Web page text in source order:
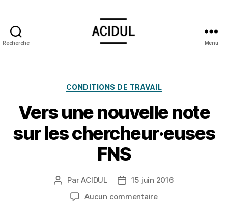
Recherche Menu
Catégories
CONDITIONS DE TRAVAIL
Vers une nouvelle note
sur les chercheur·euses
FNS
Auteur
l’article
ParACIDUL
Date15 juin 2016
Aucun commentairesur